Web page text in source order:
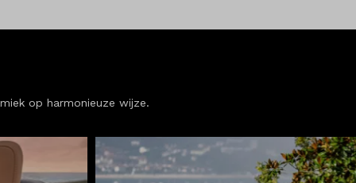
op harmonieuze wijze.